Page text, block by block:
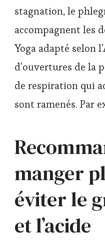
stagnation, le
accompagnent les
Yoga adapté selon
d’ouvertures de la
de respiration qui
sont ramenés. Par
manger
éviter le
et l’acide